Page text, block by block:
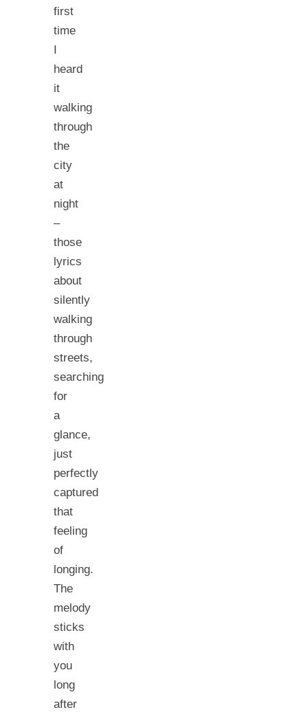
first
time
I
heard
it
walking
through
the
city
at
night
–
those
lyrics
about
silently
walking
through
streets,
searching
for
a
glance,
just
perfectly
captured
that
feeling
of
longing.
The
melody
sticks
with
you
long
after